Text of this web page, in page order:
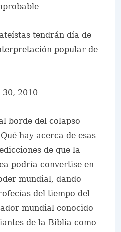
tendrán día de
popular de
30, 2010
borde del colapso
hay acerca de esas
de que la
podría convertise en
mundial, dando
del tiempo del
mundial conocido
de la Biblia como